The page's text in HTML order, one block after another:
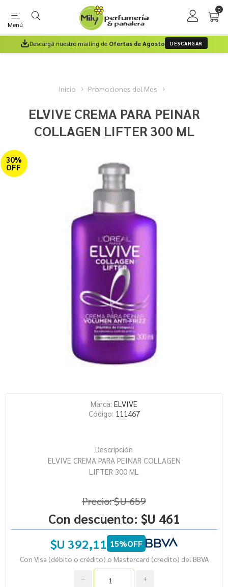
Menú
0
Descargá nuestro mailing de Ofertas de Agosto DESCARGAR
Inicio Promociones del Mes
ELVIVE CREMA PARA PEINAR
COLLAGEN LIFTER 300 ML
30%
OFF
Marca: ELVIVE
Código: 111467
Descripción
ELVIVE CREMA PARA PEINAR COLLAGEN
LIFTER 300 ML
Precio:$U 659
Con descuento: $U 461
$U 392,11 15%OFF
Con Visa (débito o crédito) o Mastercard (credito) del BBVA
i
h